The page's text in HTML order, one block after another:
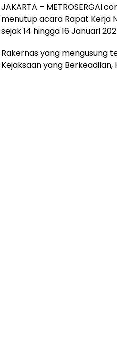
JAKARTA –
menutup acara Rapat Kerja
sejak 14 hingga 16 Januari
Rakernas yang mengusung
Kejaksaan yang Berkeadilan,